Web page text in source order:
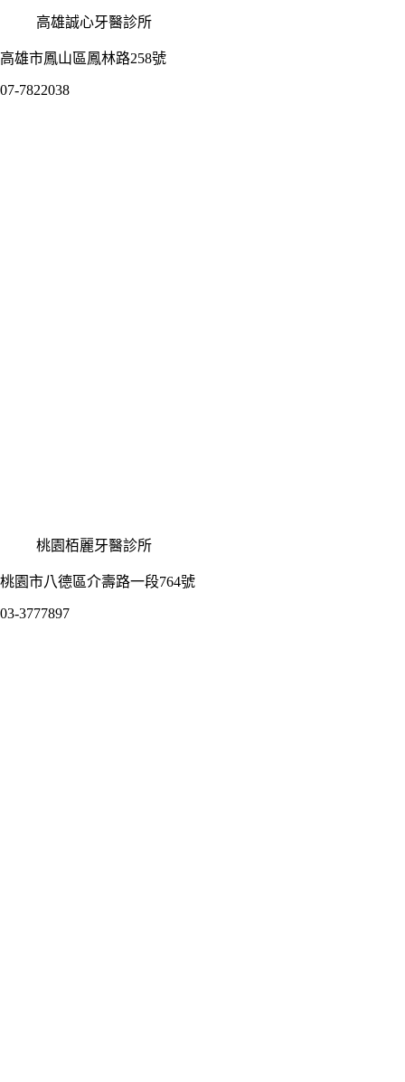
高雄誠心牙醫診所
高雄市鳳山區鳳林路258號
07-7822038
桃園栢麗牙醫診所
桃園市八德區介壽路一段764號
03-3777897